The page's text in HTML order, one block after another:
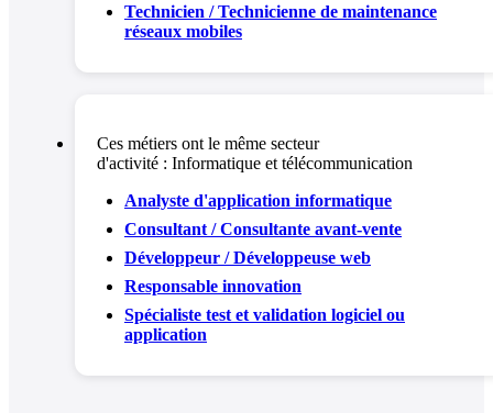
Technicien / Technicienne de maintenance
réseaux mobiles
Ces métiers ont le même secteur
d'activité : Informatique et télécommunication
Analyste d'application informatique
Consultant / Consultante avant-vente
Développeur / Développeuse web
Responsable innovation
Spécialiste test et validation logiciel ou
application